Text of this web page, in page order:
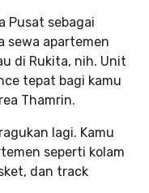
Pusat sebagai
sewa apartemen
di Rukita, nih. Unit
tepat bagi kamu
Thamrin.
lagi. Kamu
seperti kolam
dan track